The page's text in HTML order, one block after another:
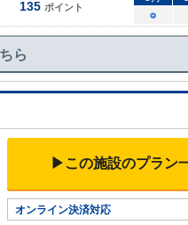
135 ポイント
○
ら
▶この施設のプラン
オンライン決済対応